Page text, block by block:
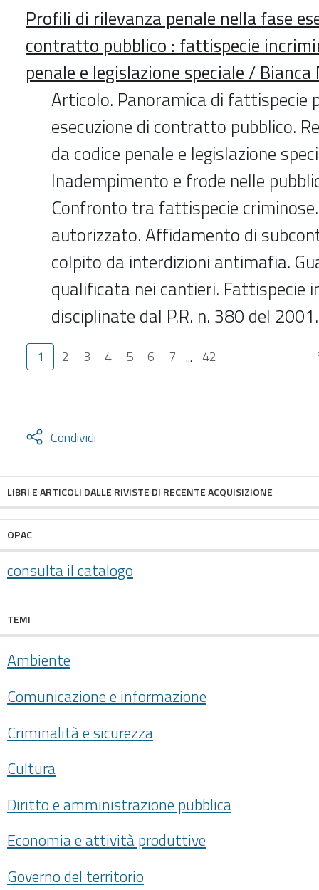
Profili di rilevanza penale nella fase
contratto pubblico : fattispecie
penale e legislazione speciale /
Articolo. Panoramica di fattispecie
esecuzione di contratto pubblico.
da codice penale e legislazione
Inadempimento e frode nelle
Confronto tra fattispecie
autorizzato. Affidamento di
colpito da interdizioni antimafia.
qualificata nei cantieri. Fattispecie
disciplinate dal P.R. n. 380 del 2001.
1 2 3 4 5 6 7 ... 42
Condividi
Attiva
LIBRI E ARTICOLI DALLE RIVISTE DI RECENTE ACQUISIZIONE
OPAC
consulta il catalogo
TEMI
Ambiente
Comunicazione e informazione
Criminalità e sicurezza
Cultura
Diritto e amministrazione pubblica
Economia e attività produttive
Governo del territorio